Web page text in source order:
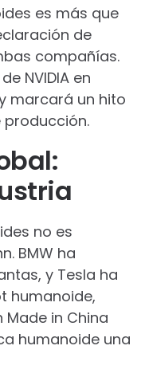
es más que
de
compañías.
NVIDIA en
marcará un hito
producción.
no es
BMW ha
y Tesla ha
humanoide,
Made in China
humanoide una